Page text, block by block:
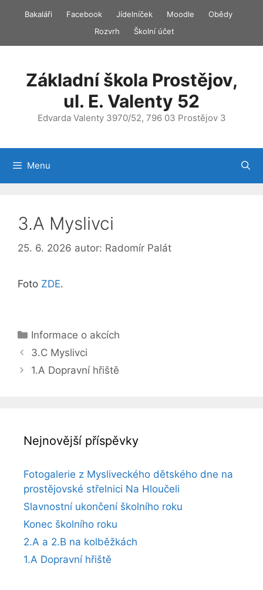
Bakaláři Facebook Jídelníček Moodle
Obědy
Rozvrh
Školní účet
Základní škola Prostějov,
ul. E. Valenty 52
Edvarda Valenty 3970/52, 796 03 Prostějov 3
Menu
3.A Myslivci
25. 6. 2026 autor: Radomír Palát
Foto ZDE.
Rubriky
Informace o akcích
3.C Myslivci
1.A Dopravní hřiště
Nejnovější příspěvky
Fotogalerie z Mysliveckého dětského dne na
prostějovské střelnici Na Hloučeli
Slavnostní ukončení školního roku
Konec školního roku
2.A a 2.B na kolběžkách
1.A Dopravní hřiště